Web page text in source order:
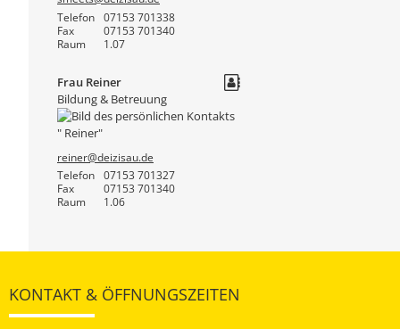
Telefon
07153 701338
Fax 07153 701340
Raum 1.07
Frau Reiner
Bildung & Betreuung
reiner@deizisau.de
Telefon
07153 701327
Fax 07153 701340
Raum 1.06
KONTAKT & ÖFFNUNGSZEITEN